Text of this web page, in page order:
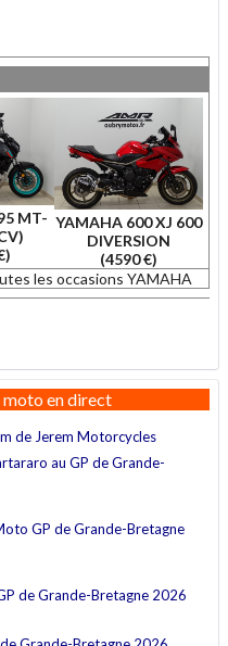
MT- YAMAHA 600 XJ 600
DIVERSION
(4590 €)
les occasions YAMAHA
en direct
de Jerem Motorcycles
au GP de Grande-
GP de Grande-Bretagne
de Grande-Bretagne 2026